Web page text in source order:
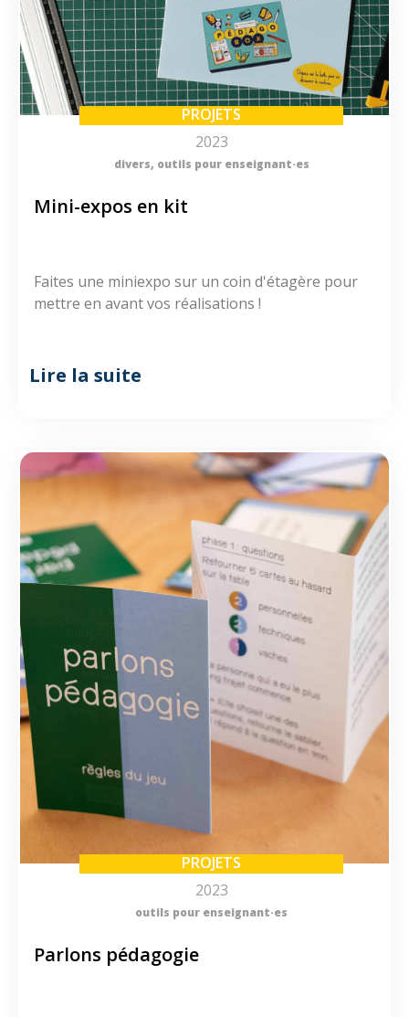
PROJETS
2023
divers, outils pour enseignant·es
Mini-expos en kit
Faites une miniexpo sur un coin d'étagère pour
mettre en avant vos réalisations !
Lire la suite
PROJETS
2023
outils pour enseignant·es
Parlons pédagogie